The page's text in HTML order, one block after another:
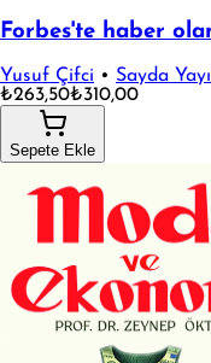
Forbes'te haber
Yusuf Çifci • Sayda
₺263,50₺310,00
Sepete Ekle